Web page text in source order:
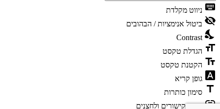
keyboard ניווט מקלדת
visibility_off ביטול אנימציות / הבהובים
nights_stay
Contrast
format_size הגדלת טקסט
text_fields הקטנת טקסט
font_download גופן קריא
title סימון כותרות
link סימון קישורים ולחצנים